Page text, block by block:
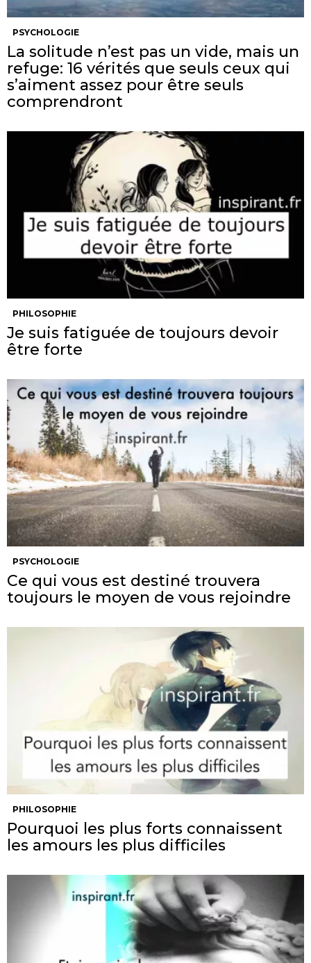
PSYCHOLOGIE
La solitude n’est pas un vide, mais un
refuge: 16 vérités que seuls ceux qui
s’aiment assez pour être seuls
comprendront
PHILOSOPHIE
Je suis fatiguée de toujours devoir
être forte
PSYCHOLOGIE
Ce qui vous est destiné trouvera
toujours le moyen de vous rejoindre
PHILOSOPHIE
Pourquoi les plus forts connaissent
les amours les plus difficiles